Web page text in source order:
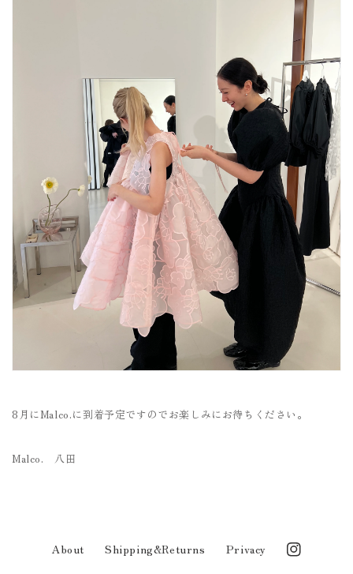
8月にMalco.に到着予定ですのでお楽しみにお待ちください。
Malco. 八田
About Shipping&Returns Privacy Instagram